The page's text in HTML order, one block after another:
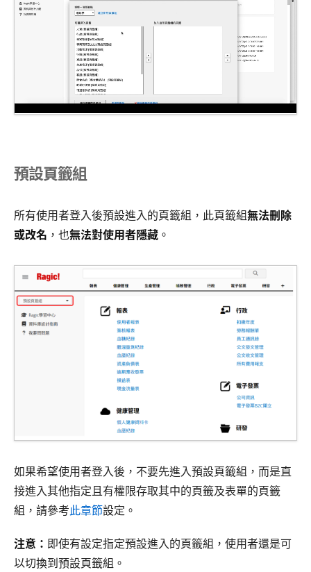
預設頁籤組
所有使用者登入後預設進入的頁籤組，此頁籤組無法刪除
或改名 ，也無法對使用者隱藏 。
如果希望使用者登入後，不要先進入預設頁籤組，而是直
接進入其他指定且有權限存取其中的頁籤及表單的頁籤
組，請參考此章節設定。
注意： 即使有設定指定預設進入的頁籤組，使用者還是可
以切換到預設頁籤組。